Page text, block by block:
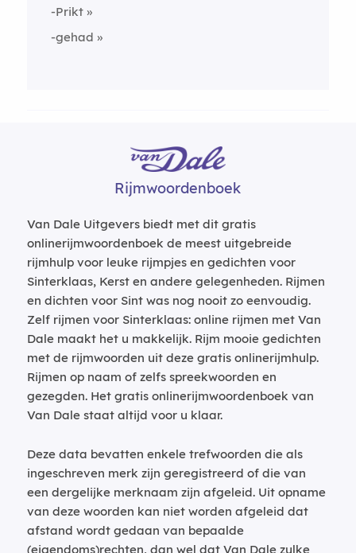
-Prikt
-gehad
Rijmwoordenboek
Van Dale Uitgevers biedt met dit gratis
onlinerijmwoordenboek de meest uitgebreide
rijmhulp voor leuke rijmpjes en gedichten voor
Sinterklaas, Kerst en andere gelegenheden. Rijmen
en dichten voor Sint was nog nooit zo eenvoudig.
Zelf rijmen voor Sinterklaas: online rijmen met Van
Dale maakt het u makkelijk. Rijm mooie gedichten
met de rijmwoorden uit deze gratis onlinerijmhulp.
Rijmen op naam of zelfs spreekwoorden en
gezegden. Het gratis onlinerijmwoordenboek van
Van Dale staat altijd voor u klaar.
Deze data bevatten enkele trefwoorden die als
ingeschreven merk zijn geregistreerd of die van
een dergelijke merknaam zijn afgeleid. Uit opname
van deze woorden kan niet worden afgeleid dat
afstand wordt gedaan van bepaalde
(eigendoms)rechten, dan wel dat Van Dale zulke